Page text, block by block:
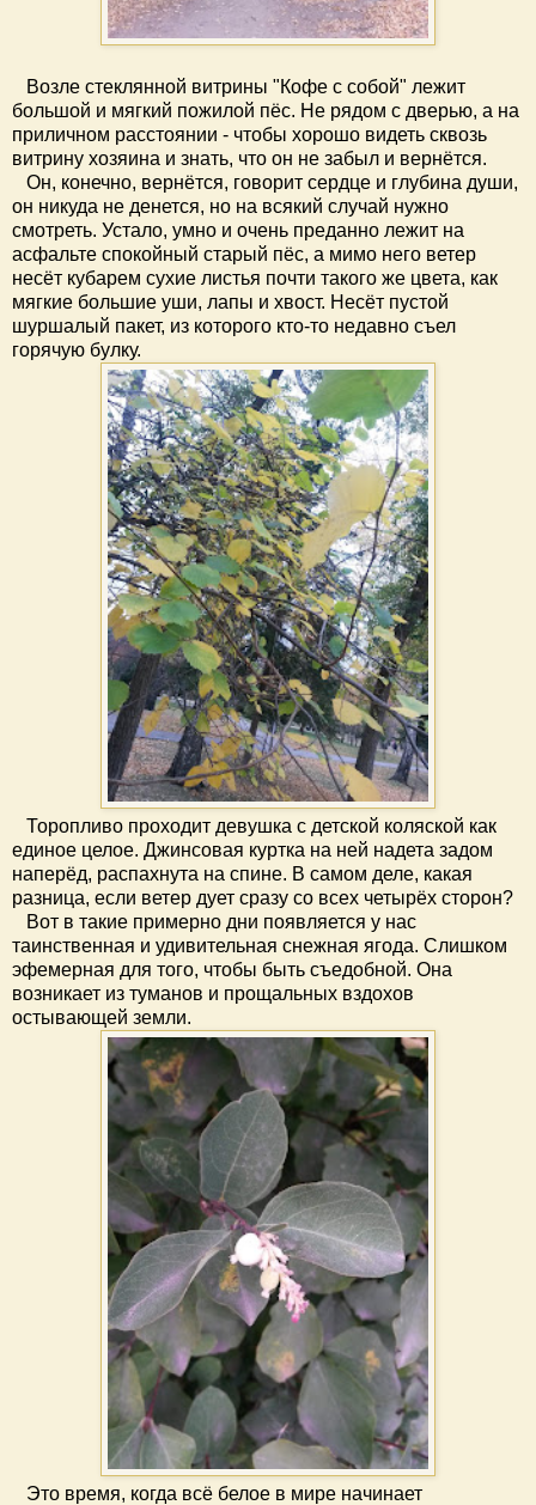
Возле стеклянной витрины "Кофе с собой" лежит
большой и мягкий пожилой пёс. Не рядом с дверью, а на
приличном расстоянии - чтобы хорошо видеть сквозь
витрину хозяина и знать, что он не забыл и вернётся.
Он, конечно, вернётся, говорит сердце и глубина души,
он никуда не денется, но на всякий случай нужно
смотреть. Устало, умно и очень преданно лежит на
асфальте спокойный старый пёс, а мимо него ветер
несёт кубарем сухие листья почти такого же цвета, как
мягкие большие уши, лапы и хвост. Несёт пустой
шуршалый пакет, из которого кто-то недавно съел
горячую булку.
Торопливо проходит девушка с детской коляской как
единое целое. Джинсовая куртка на ней надета задом
наперёд, распахнута на спине. В самом деле, какая
разница, если ветер дует сразу со всех четырёх сторон?
Вот в такие примерно дни появляется у нас
таинственная и удивительная снежная ягода. Слишком
эфемерная для того, чтобы быть съедобной. Она
возникает из туманов и прощальных вздохов
остывающей земли.
Это время, когда всё белое в мире начинает